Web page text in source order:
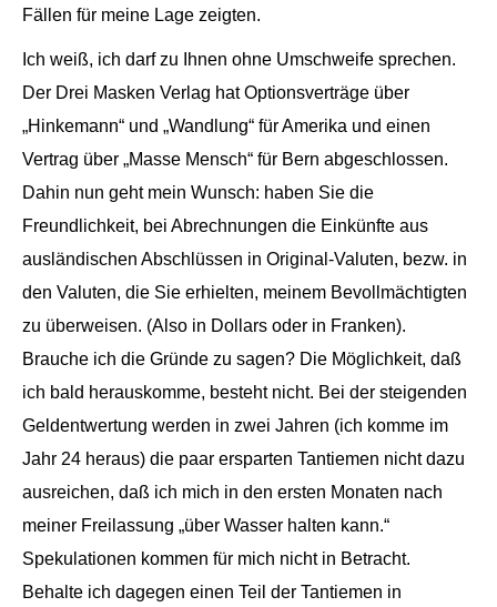
Fällen für meine Lage zeigten.
Ich weiß, ich darf zu Ihnen ohne Umschweife sprechen.
Der Drei Masken Verlag hat Optionsverträge über
„Hinkemann“ und „Wandlung“ für Amerika und einen
Vertrag über „Masse Mensch“ für Bern abgeschlossen.
Dahin nun geht mein Wunsch: haben Sie die
Freundlichkeit, bei Abrechnungen die Einkünfte aus
ausländischen Abschlüssen in Original-Valuten, bezw. in
den Valuten, die Sie erhielten, meinem Bevollmächtigten
zu überweisen. (Also in Dollars oder in Franken).
Brauche ich die Gründe zu sagen? Die Möglichkeit, daß
ich bald herauskomme, besteht nicht. Bei der steigenden
Geldentwertung werden in zwei Jahren (ich komme im
Jahr 24 heraus) die paar ersparten Tantiemen nicht dazu
ausreichen, daß ich mich in den ersten Monaten nach
meiner Freilassung „über Wasser halten kann.“
Spekulationen kommen für mich nicht in Betracht.
Behalte ich dagegen einen Teil der Tantiemen in